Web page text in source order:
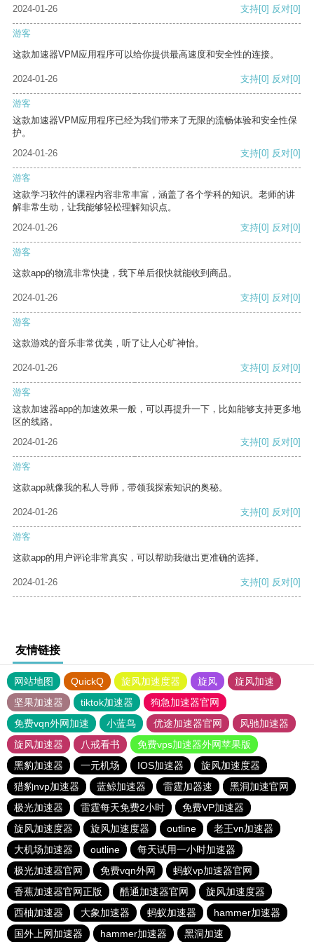
2024-01-26 支持[0] 反对[0]
游客
这款加速器VPM应用程序可以给你提供最高速度和安全性的连接。
2024-01-26 支持[0] 反对[0]
游客
这款加速器VPM应用程序已经为我们带来了无限的流畅体验和安全性保
护。
2024-01-26
支持[0] 反对[0]
游客
这款学习软件的课程内容非常丰富，涵盖了各个学科的知识。老师的讲
解非常生动，让我能够轻松理解知识点。
2024-01-26
支持[0] 反对[0]
游客
这款app的物流非常快捷，我下单后很快就能收到商品。
2024-01-26 支持[0] 反对[0]
游客
这款游戏的音乐非常优美，听了让人心旷神怡。
2024-01-26 支持[0] 反对[0]
游客
这款加速器app的加速效果一般，可以再提升一下，比如能够支持更多地
区的线路。
2024-01-26
支持[0] 反对[0]
游客
这款app就像我的私人导师，带领我探索知识的奥秘。
2024-01-26 支持[0] 反对[0]
游客
这款app的用户评论非常真实，可以帮助我做出更准确的选择。
2024-01-26 支持[0] 反对[0]
友情链接
网站地图 QuickQ 旋风加速度器 旋风
旋风加速
坚果加速器
tiktok加速器
狗急加速器官网
免费vqn外网加速
小蓝鸟 优途加速器官网
风驰加速器
旋风加速器
八戒看书
免费vps加速器外网苹果版
黑豹加速器
一元机场 IOS加速器
旋风加速度器
猎豹nvp加速器
蓝鲸加速器 雷霆加器速
黑洞加速官网
极光加速器
雷霆每天免费2小时
免费VP加速器
旋风加速度器
旋风加速度器 outline
老王vn加速器
大机场加速器
outline
每天试用一小时加速器
极光加速器官网
免费vqn外网
蚂蚁vp加速器官网
香蕉加速器官网正版
酷通加速器官网
旋风加速度器
西柚加速器
大象加速器 蚂蚁加速器
hammer加速器
国外上网加速器
hammer加速器 黑洞加速